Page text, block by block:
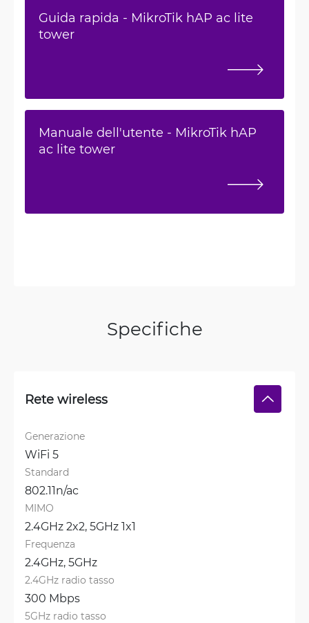
Guida rapida - MikroTik hAP ac lite
tower
Manuale dell'utente - MikroTik hAP
ac lite tower
Specifiche
Rete wireless
Generazione
WiFi 5
Standard
802.11n/ac
MIMO
2.4GHz 2x2, 5GHz 1x1
Frequenza
2.4GHz, 5GHz
2.4GHz radio tasso
300 Mbps
5GHz radio tasso